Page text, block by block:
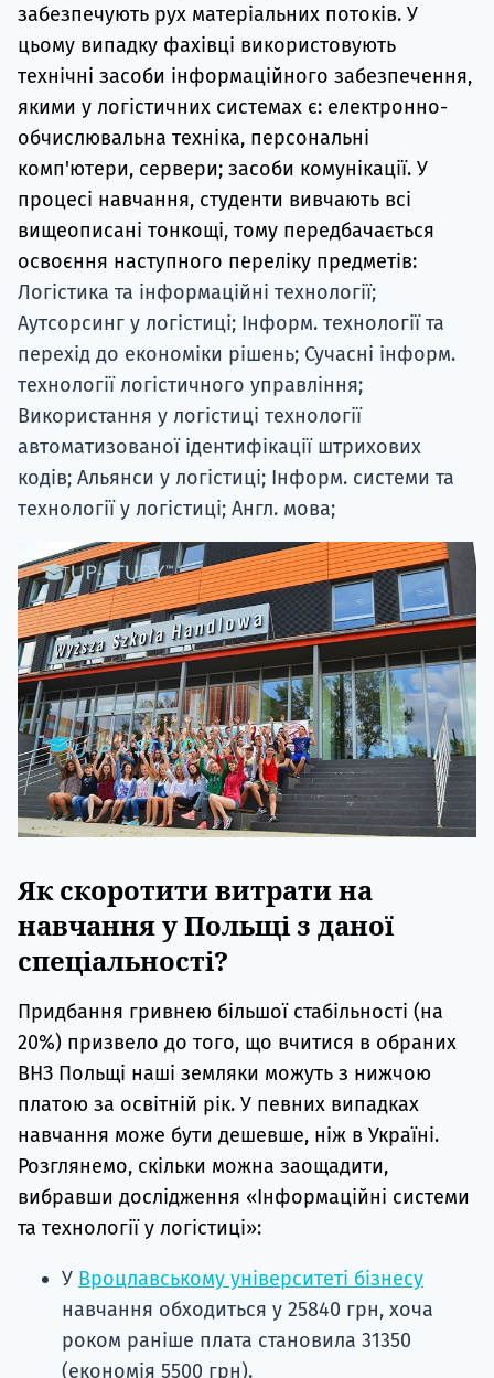
забезпечують рух матеріальних потоків. У
цьому випадку фахівці використовують
технічні засоби інформаційного забезпечення,
якими у логістичних системах є: електронно-
обчислювальна техніка, персональні
комп'ютери, сервери; засоби комунікації. У
процесі навчання, студенти вивчають всі
вищеописані тонкощі, тому передбачається
освоєння наступного переліку предметів:
Логістика та інформаційні технології;
Аутсорсинг у логістиці; Інформ. технології та
перехід до економіки рішень; Сучасні інформ.
технології логістичного управління;
Використання у логістиці технології
автоматизованої ідентифікації штрихових
кодів; Альянси у логістиці; Інформ. системи та
технології у логістиці; Англ. мова;
Як скоротити витрати на
навчання у Польщі з даної
спеціальності?
Придбання гривнею більшої стабільності (на
20%) призвело до того, що вчитися в обраних
ВНЗ Польщі наші земляки можуть з нижчою
платою за освітній рік. У певних випадках
навчання може бути дешевше, ніж в Україні.
Розглянемо, скільки можна заощадити,
вибравши дослідження «Інформаційні системи
та технології у логістиці»:
У Вроцлавському університеті бізнесу
навчання обходиться у 25840 грн, хоча
роком раніше плата становила 31350
(економія 5500 грн).